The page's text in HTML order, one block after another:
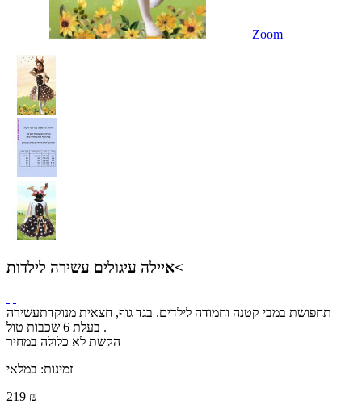
Zoom
איילה עיגולים עשירה לילדות<
תחפושת במבי קטנה וחמודה לילדים. בגד גוף, חצאית מנוקדתעשירה
בעלת 6 שכבות טול .
הקשת לא כלולה במחיר
זמינות: במלאי
219 ₪